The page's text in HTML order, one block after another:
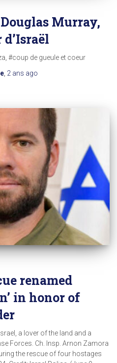
Murray,
#coup de gueule et coeur
, 2 ans ago
renamed
in honor of
a lover of the land and a
Forces. Ch. Insp. Arnon Zamora
the rescue of four hostages